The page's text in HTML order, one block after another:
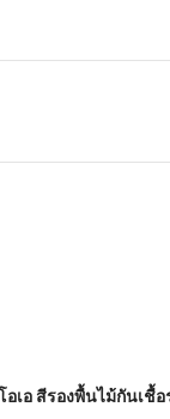
เอ สีรองพื้นไม้กันเชื้อ